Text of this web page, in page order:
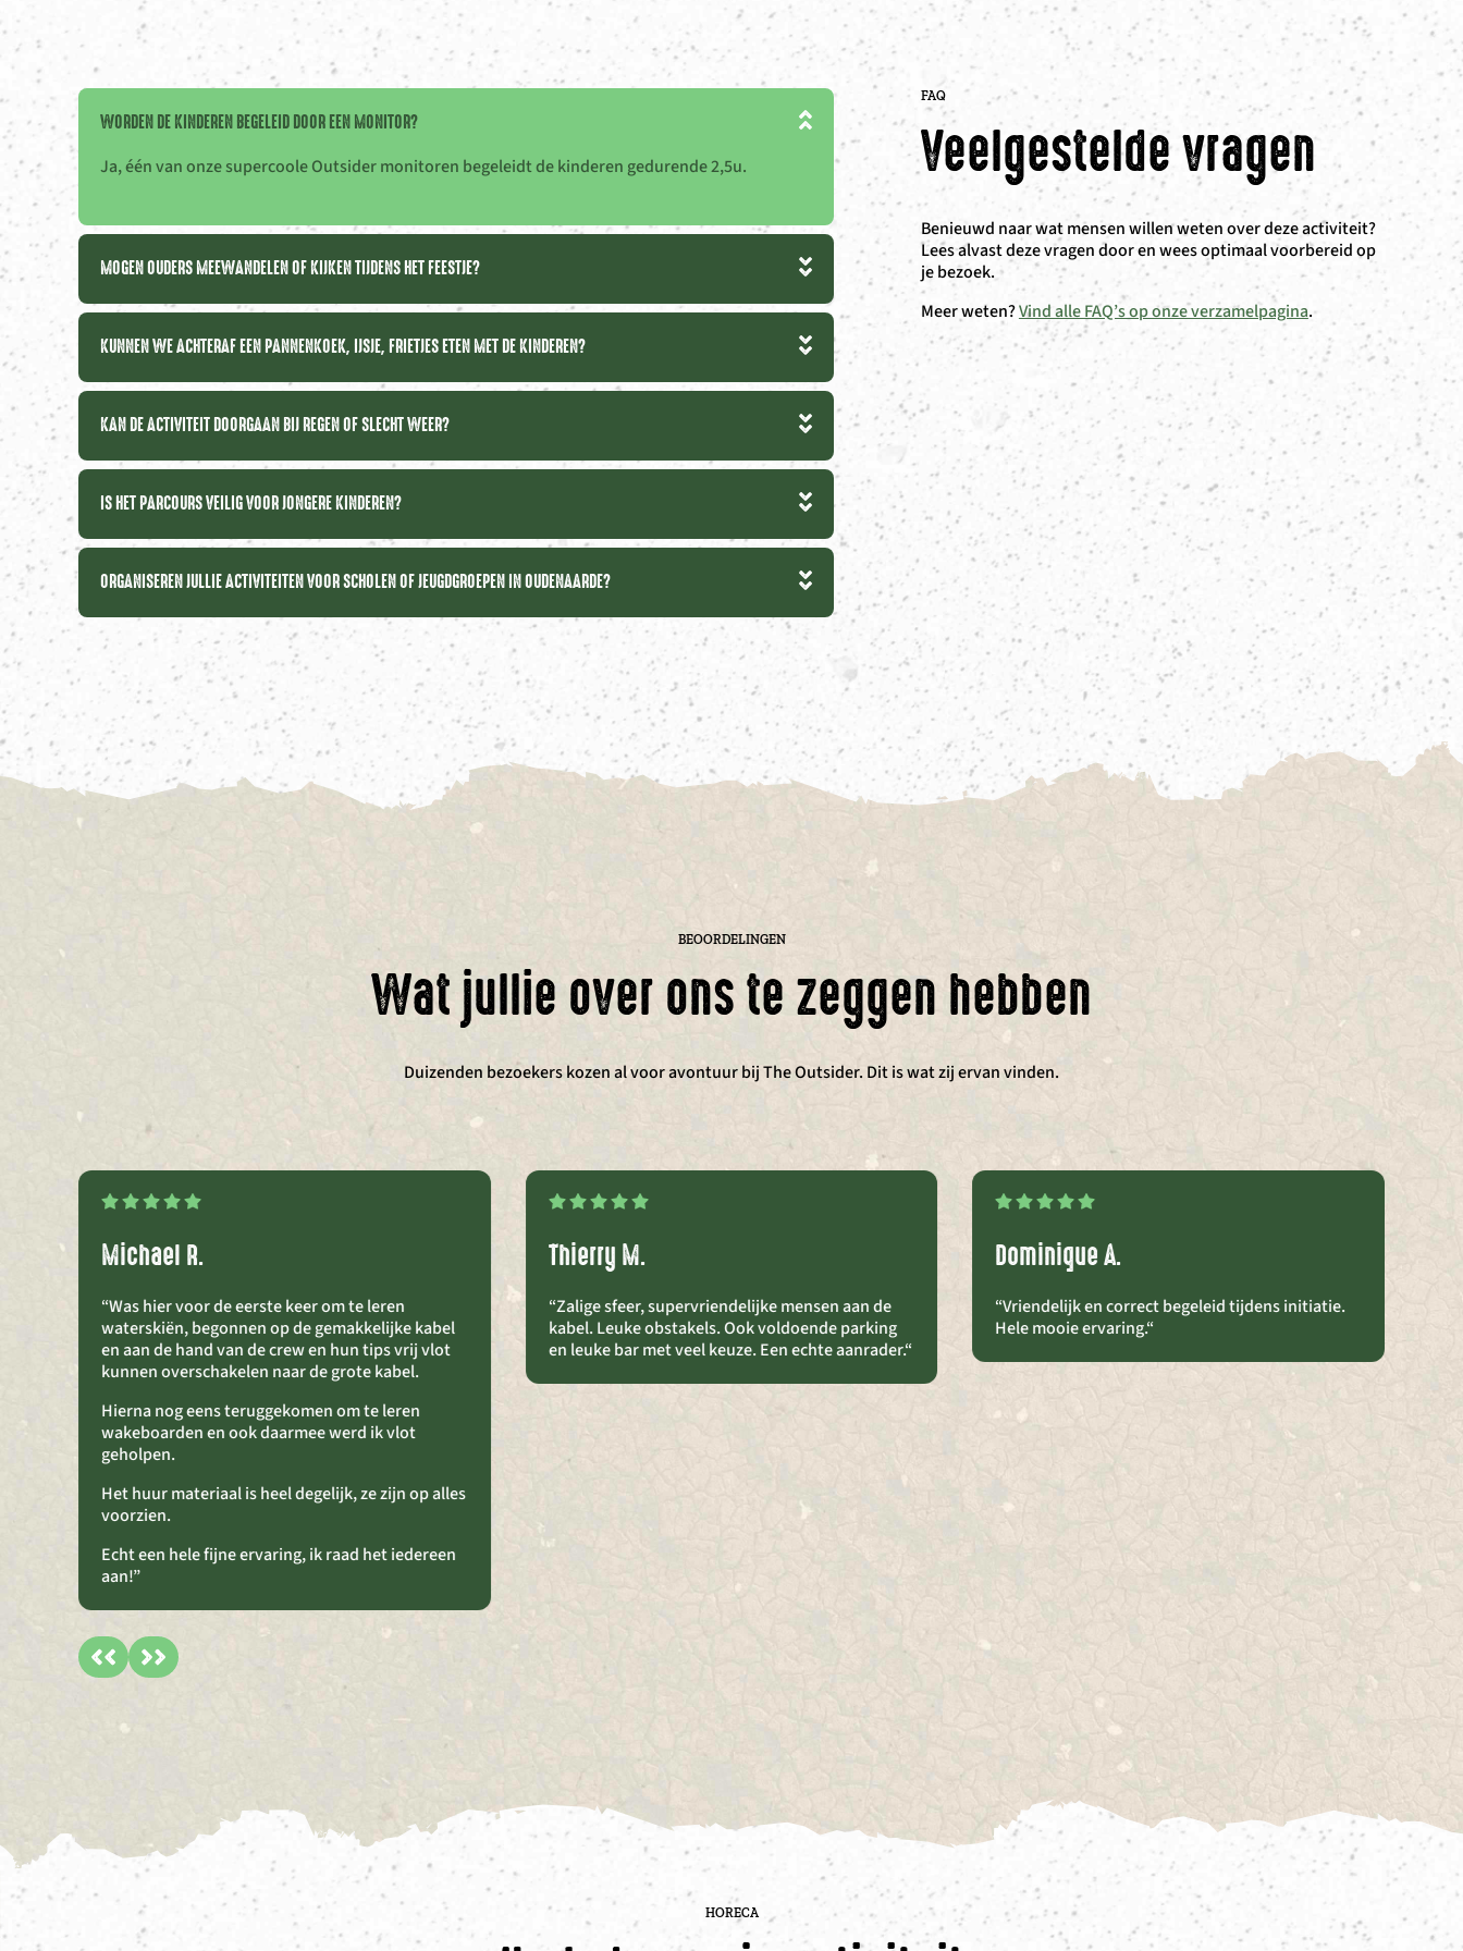
WORDEN DE KINDEREN BEGELEID DOOR EEN MONITOR?
Ja, één van onze supercoole Outsider monitoren begeleidt de kinderen gedurende 2,5u.
MOGEN OUDERS MEEWANDELEN OF KIJKEN TIJDENS HET FEESTJE?
KUNNEN WE ACHTERAF EEN PANNENKOEK, IJSJE, FRIETJES ETEN MET DE KINDEREN?
KAN DE ACTIVITEIT DOORGAAN BIJ REGEN OF SLECHT WEER?
IS HET PARCOURS VEILIG VOOR JONGERE KINDEREN?
ORGANISEREN JULLIE ACTIVITEITEN VOOR SCHOLEN OF JEUGDGROEPEN IN OUDENAARDE?
FAQ
Veelgestelde vragen
Benieuwd naar wat mensen willen weten over deze activiteit?
Lees alvast deze vragen door en wees optimaal voorbereid op
je bezoek.
Meer weten?Vind alle FAQ’s op onze verzamelpagina.
BEOORDELINGEN
Wat jullie over ons te zeggen hebben
Duizenden bezoekers kozen al voor avontuur bij The Outsider. Dit is wat zij ervan vinden.
Michael R.
“Was hier voor de eerste keer om te leren
waterskiën, begonnen op de gemakkelijke kabel
en aan de hand van de crew en hun tips vrij vlot
kunnen overschakelen naar de grote kabel.
Hierna nog eens teruggekomen om te leren
wakeboarden en ook daarmee werd ik vlot
geholpen.
Het huur materiaal is heel degelijk, ze zijn op alles
voorzien.
Echt een hele fijne ervaring, ik raad het iedereen
aan!”
Thierry M.
“Zalige sfeer, supervriendelijke mensen aan de
kabel. Leuke obstakels. Ook voldoende parking
en leuke bar met veel keuze. Een echte aanrader.“
Dominique A.
“Vriendelijk en correct begeleid tijdens initiatie.
Hele mooie ervaring.“
HORECA